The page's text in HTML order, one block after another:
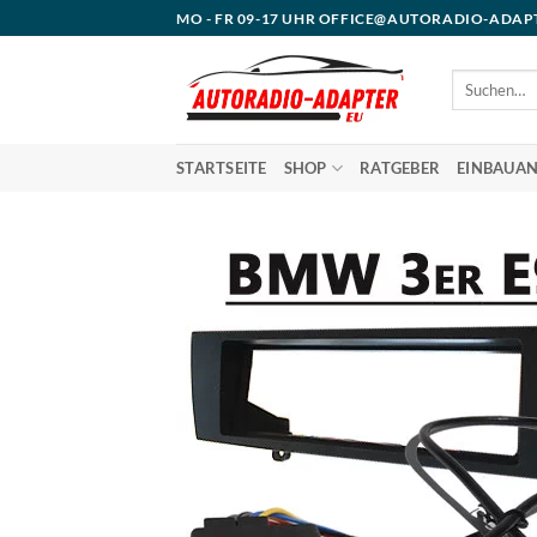
Inhalt
MO - FR 09-17 UHR OFFICE@AUTORADIO-
Suchen
STARTSEITE SHOP RATGEBER